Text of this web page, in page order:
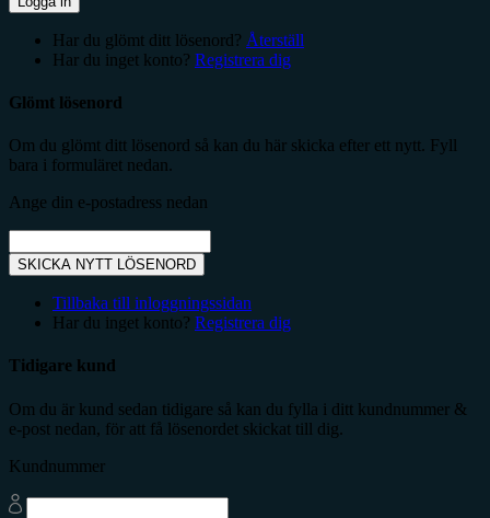
Har du glömt ditt lösenord? Återställ
Har du inget konto? Registrera dig
Glömt lösenord
Om du glömt ditt lösenord så kan du här skicka efter ett nytt. Fyll
bara i formuläret nedan.
Ange din e-postadress nedan
SKICKA NYTT LÖSENORD
Tillbaka till inloggningssidan
Har du inget konto? Registrera dig
Tidigare kund
Om du är kund sedan tidigare så kan du fylla i ditt kundnummer &
e-post nedan, för att få lösenordet skickat till dig.
Kundnummer